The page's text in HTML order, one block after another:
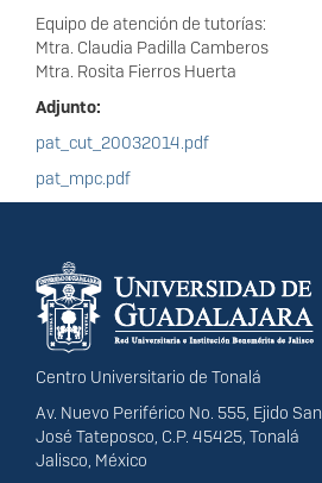
Equipo de atención de tutorías:
Mtra. Claudia Padilla Camberos
Mtra. Rosita Fierros Huerta
Adjunto:
pat_cut_20032014.pdf
pat_mpc.pdf
Información del
portal
Centro Universitario de Tonalá
Av. Nuevo Periférico No. 555, Ejido San
José Tateposco, C.P. 45425, Tonalá
Jalisco, México